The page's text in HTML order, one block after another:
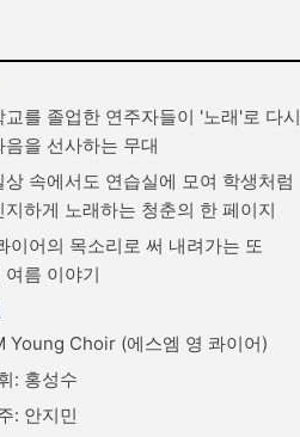
교를 졸업한 연주자들이 '노래'로 다시
음을 선사하는 무대
상 속에서도 연습실에 모여 학생처럼
지하게 노래하는 청춘의 한 페이지
이어의 목소리로 써 내려가는 또
여름 이야기
Young Choir (에스엠 영 콰이어)
: 홍성수
: 안지민